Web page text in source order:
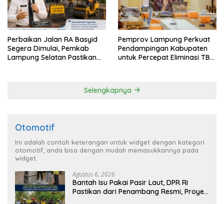
Perbaikan Jalan RA Basyid
Segera Dimulai, Pemkab
Lampung Selatan Pastikan
Pemprov Lampung Perkuat
Pendampingan Kabupaten
untuk Percepat Eliminasi TBC
Selengkapnya
Otomotif
Ini adalah contoh keterangan untuk widget dengan kategori
otomotif, anda bisa dengan mudah memasukkannya pada
widget.
Agustus 6, 2026
Bantah Isu Pakai Pasir Laut, DPR RI
Pastikan dari Penambang Resmi, Proyek